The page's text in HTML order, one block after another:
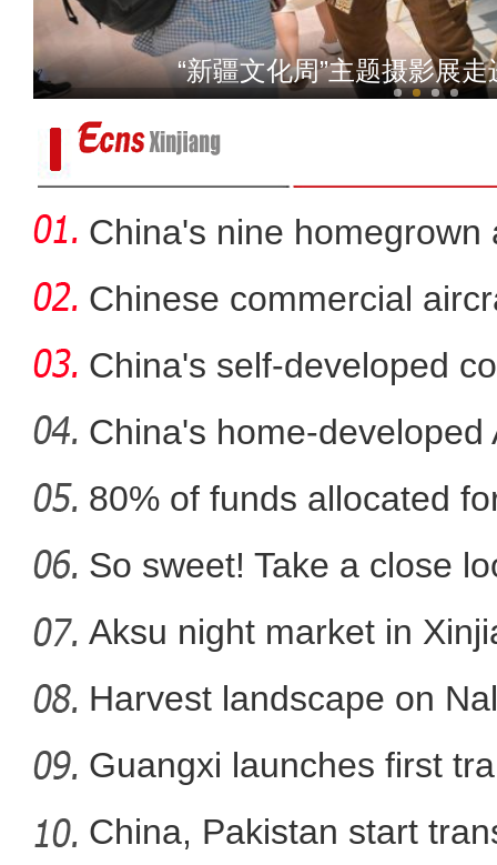
新疆拜城县城区上空
实拍新疆南部沙漠
“新疆文化周”主题摄影展
China's nine homegrown
in
Chinese commercial
fli
China's self-developed
co
China's home-
80% of funds allocated
So sweet! Take a close
Aksu night market in
Harvest landscape on
Guangxi launches first
China, Pakistan start